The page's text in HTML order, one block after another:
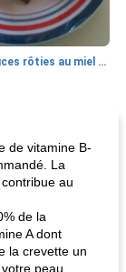
patates douces rôties au miel / kumara
de vitamine B-
La
au
de la
A dont
la crevette un
peau.